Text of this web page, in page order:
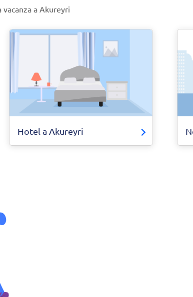
a Akureyri
Hotel a Akureyri